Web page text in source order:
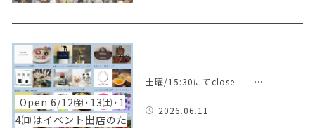
Open 6/12㈮･13㈯･1
4㈰はイベント出店のた
土曜/15:30にてclose …
2026.06.11